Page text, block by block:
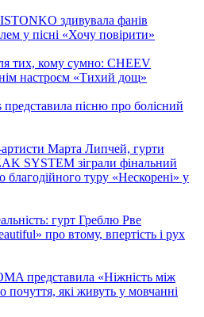
здивувала фанів
у пісні «Хочу повірити»
тих, кому сумно: CHEEV
настроєм «Тихий дощ»
представила пісню про болісний
Марта Липчей, гурти
SYSTEM зіграли фінальний
благодійного туру «Нескорені» у
гурт Греблю Рве
про втому, впертість і рух
представила «Ніжність між
почуття, які живуть у мовчанні